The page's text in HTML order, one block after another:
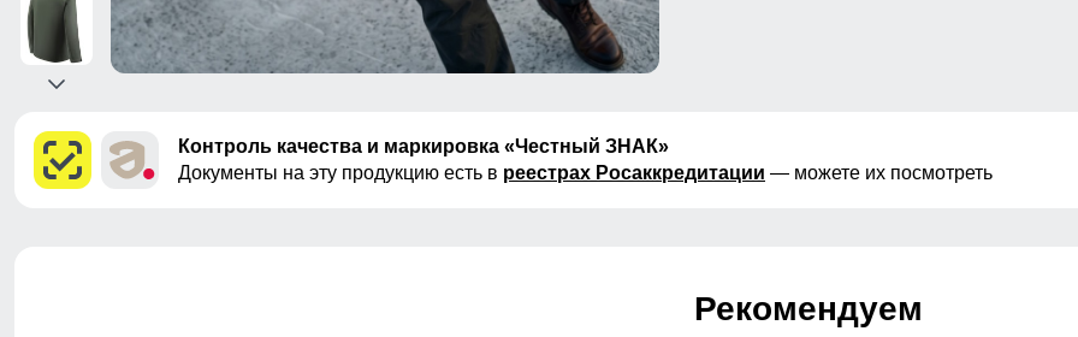
Контроль качества и маркировка «Честный ЗНАК»
Документы на эту продукцию есть в реестрах Росаккредитации — можете их посмотреть
Рекомендуем